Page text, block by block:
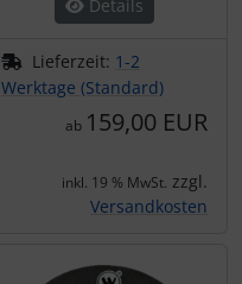
Details
Lieferzeit: 1-2
Werktage (Standard)
ab 159,00 EUR
inkl. 19 % MwSt. zzgl.
Versandkosten